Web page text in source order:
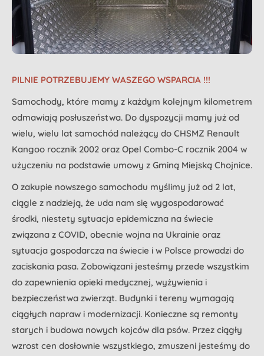
PILNIE POTRZEBUJEMY WASZEGO WSPARCIA !!!
Samochody, które mamy z każdym kolejnym kilometrem
odmawiają posłuszeństwa. Do dyspozycji mamy już od
wielu, wielu lat samochód należący do CHSMZ Renault
Kangoo rocznik 2002 oraz Opel Combo-C rocznik 2004 w
użyczeniu na podstawie umowy z Gminą Miejską Chojnice.
O zakupie nowszego samochodu myślimy już od 2 lat,
ciągle z nadzieją, że uda nam się wygospodarować
środki, niestety sytuacja epidemiczna na świecie
związana z COVID, obecnie wojna na Ukrainie oraz
sytuacja gospodarcza na świecie i w Polsce prowadzi do
zaciskania pasa. Zobowiązani jesteśmy przede wszystkim
do zapewnienia opieki medycznej, wyżywienia i
bezpieczeństwa zwierząt. Budynki i tereny wymagają
ciągłych napraw i modernizacji. Konieczne są remonty
starych i budowa nowych kojców dla psów. Przez ciągły
wzrost cen dosłownie wszystkiego, zmuszeni jesteśmy do